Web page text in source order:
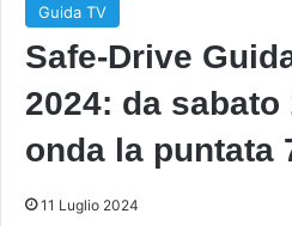
Guida TV
Safe-Drive
2024: da
onda la puntata
11 Luglio 2024